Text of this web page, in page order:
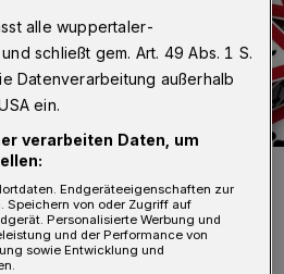
alle wuppertaler-
schließt gem. Art. 49 Abs. 1 S.
Datenverarbeitung außerhalb
ein.
verarbeiten Daten, um
Endgeräteeigenschaften zur
Speichern von oder Zugriff auf
Personalisierte Werbung und
und der Performance von
sowie Entwicklung und